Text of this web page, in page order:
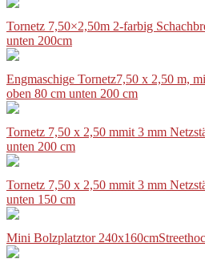
Tornetz 7,50×2,50m 2-farbig
unten 200cm
Engmaschige Tornetz7,50 x 2,50 m,
oben 80 cm unten 200 cm
Tornetz 7,50 x 2,50 mmit 3 mm
unten 200 cm
Tornetz 7,50 x 2,50 mmit 3 mm
unten 150 cm
Mini Bolzplatztor